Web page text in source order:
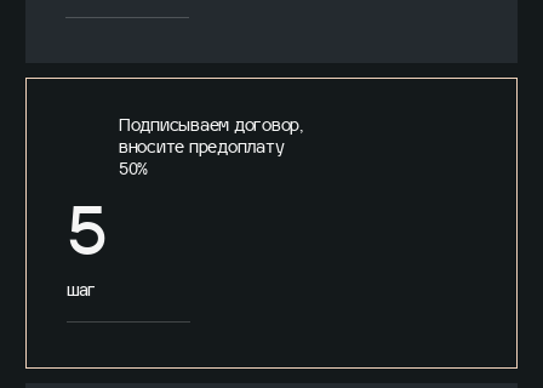
5
шаг
Подписываем договор,
вносите предоплату
50%